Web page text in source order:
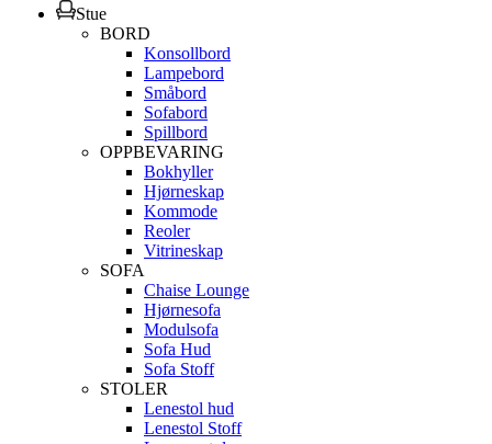
Stue
BORD
Konsollbord
Lampebord
Småbord
Sofabord
Spillbord
OPPBEVARING
Bokhyller
Hjørneskap
Kommode
Reoler
Vitrineskap
SOFA
Chaise Lounge
Hjørnesofa
Modulsofa
Sofa Hud
Sofa Stoff
STOLER
Lenestol hud
Lenestol Stoff